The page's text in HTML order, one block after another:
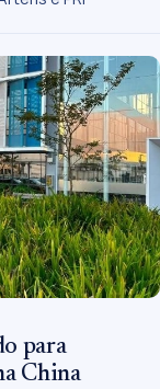
para
China